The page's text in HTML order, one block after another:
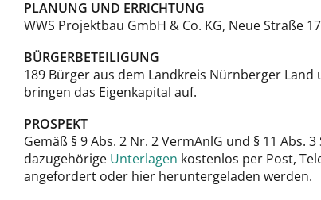
PLANUNG UND ERRICHTUNG
WWS Projektbau GmbH & Co. KG, Neue Straße
BÜRGERBETEILIGUNG
189 Bürger aus dem Landkreis Nürnberger
bringen das Eigenkapital auf.
PROSPEKT
Gemäß § 9 Abs. 2 Nr. 2 VermAnlG und § 11 Abs.
dazugehörige Unterlagen kostenlos per Post,
angefordert oder hier heruntergeladen werden.